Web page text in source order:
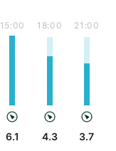
15:00
6.1
18:00
4.3
21:00
3.7